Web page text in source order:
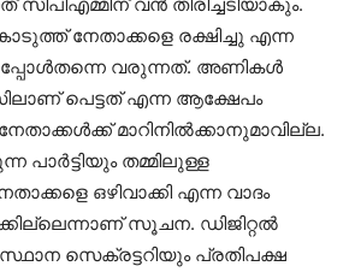
നേതാക്കളെ രക്ഷിച്ചു എന്ന
വരുന്നത്. അണികള്‍
പെട്ടത് എന്ന ആക്ഷേപം
മാറിനില്‍ക്കാനുമാവില്ല.
പാര്‍ട്ടിയും തമ്മിലുള്ള
ഒഴിവാക്കി എന്ന വാദം
സൂചന. ഡിജിറ്റല്‍
സെക്രട്ടറിയും പ്രതിപക്ഷ